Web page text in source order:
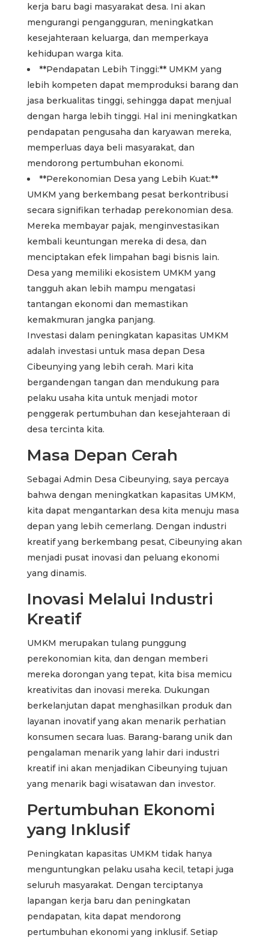
kerja baru bagi masyarakat desa. Ini akan
mengurangi pengangguran, meningkatkan
kesejahteraan keluarga, dan memperkaya
kehidupan warga kita.
**Pendapatan Lebih Tinggi:** UMKM yang
lebih kompeten dapat memproduksi barang dan
jasa berkualitas tinggi, sehingga dapat menjual
dengan harga lebih tinggi. Hal ini meningkatkan
pendapatan pengusaha dan karyawan mereka,
memperluas daya beli masyarakat, dan
mendorong pertumbuhan ekonomi.
**Perekonomian Desa yang Lebih Kuat:**
UMKM yang berkembang pesat berkontribusi
secara signifikan terhadap perekonomian desa.
Mereka membayar pajak, menginvestasikan
kembali keuntungan mereka di desa, dan
menciptakan efek limpahan bagi bisnis lain.
Desa yang memiliki ekosistem UMKM yang
tangguh akan lebih mampu mengatasi
tantangan ekonomi dan memastikan
kemakmuran jangka panjang.
Investasi dalam peningkatan kapasitas UMKM
adalah investasi untuk masa depan Desa
Cibeunying yang lebih cerah. Mari kita
bergandengan tangan dan mendukung para
pelaku usaha kita untuk menjadi motor
penggerak pertumbuhan dan kesejahteraan di
desa tercinta kita.
Masa Depan Cerah
Sebagai Admin Desa Cibeunying, saya percaya
bahwa dengan meningkatkan kapasitas UMKM,
kita dapat mengantarkan desa kita menuju masa
depan yang lebih cemerlang. Dengan industri
kreatif yang berkembang pesat, Cibeunying akan
menjadi pusat inovasi dan peluang ekonomi
yang dinamis.
Inovasi Melalui Industri
Kreatif
UMKM merupakan tulang punggung
perekonomian kita, dan dengan memberi
mereka dorongan yang tepat, kita bisa memicu
kreativitas dan inovasi mereka. Dukungan
berkelanjutan dapat menghasilkan produk dan
layanan inovatif yang akan menarik perhatian
konsumen secara luas. Barang-barang unik dan
pengalaman menarik yang lahir dari industri
kreatif ini akan menjadikan Cibeunying tujuan
yang menarik bagi wisatawan dan investor.
Pertumbuhan Ekonomi
yang Inklusif
Peningkatan kapasitas UMKM tidak hanya
menguntungkan pelaku usaha kecil, tetapi juga
seluruh masyarakat. Dengan terciptanya
lapangan kerja baru dan peningkatan
pendapatan, kita dapat mendorong
pertumbuhan ekonomi yang inklusif. Setiap